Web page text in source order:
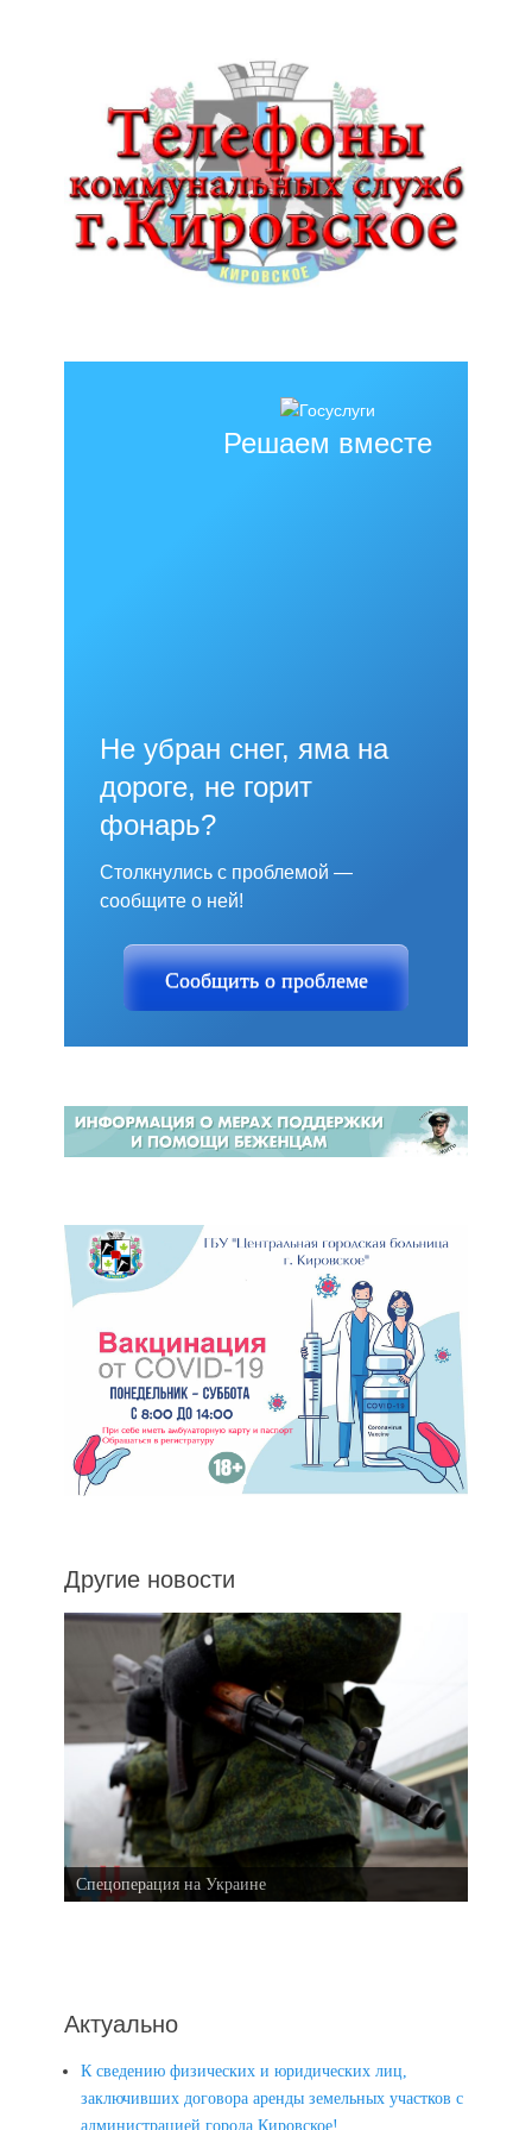
Решаем вместе
Не убран снег, яма на
дороге, не горит
фонарь?
Столкнулись с проблемой —
сообщите о ней!
Сообщить о проблеме
Другие новости
Спецоперация на Украине
Актуально
К сведению физических и юридических лиц,
заключивших договора аренды земельных участков с
администрацией города Кировское!